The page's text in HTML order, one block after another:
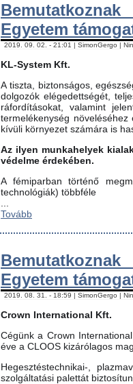
Egyetem
2019. 09. 02. - 21:01 | SimonGergo |
KL-System Kft.
A tiszta, biztonságos,
dolgozók elégedettségét,
ráfordításokat, valamint
termelékenység
kívüli környezet számára is
Az ilyen munkahelyek
védelme érdekében.
A fémiparban történő
technológiák) többféle
Tovább
Egyetem
2019. 08. 31. - 18:59 | SimonGergo |
Crown International Kft.
Cégünk a Crown
éve a CLOOS kizárólagos
Hegesztéstechnikai-,
szolgáltatási palettát